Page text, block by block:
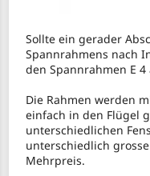
Sollte ein gerader
Spannrahmens nach
den Spannrahmen E
Die Rahmen werden
einfach in den Flügel
unterschiedlichen
unterschiedlich
Mehrpreis.